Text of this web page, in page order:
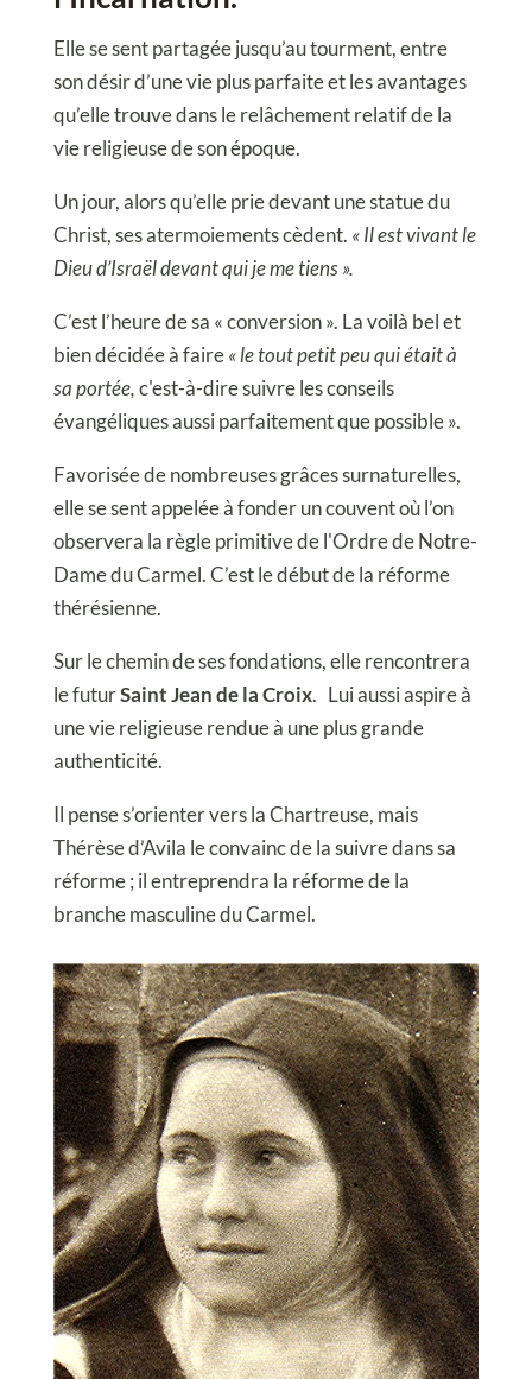
Elle se sent partagée jusqu’au tourment, entre
son désir d’une vie plus parfaite et les avantages
qu’elle trouve dans le relâchement relatif de la
vie religieuse de son époque.
Un jour, alors qu’elle prie devant une statue du
Christ, ses atermoiements cèdent. « Il est vivant le
Dieu d’Israël devant qui je me tiens ».
C’est l’heure de sa « conversion ». La voilà bel et
bien décidée à faire« le tout petit peu qui était à
sa portée,c'est-à-dire suivre les conseils
évangéliques aussi parfaitement que possible ».
Favorisée de nombreuses grâces surnaturelles,
elle se sent appelée à fonder un couvent où l’on
observera la règle primitive de l'Ordre de Notre-
Dame du Carmel. C’est le début de la réforme
thérésienne.
Sur le chemin de ses fondations, elle rencontrera
le futurSaint Jean de la Croix. Lui aussi aspire à
une vie religieuse rendue à une plus grande
authenticité.
Il pense s’orienter vers la Chartreuse, mais
Thérèse d’Avila le convainc de la suivre dans sa
réforme ; il entreprendra la réforme de la
branche masculine du Carmel.